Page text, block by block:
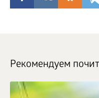
Рекомендуем